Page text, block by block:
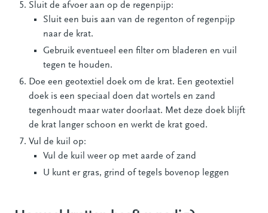
Sluit de afvoer aan op de regenpijp:
Sluit een buis aan van de regenton of regenpijp
naar de krat.
Gebruik eventueel een filter om bladeren en vuil
tegen te houden.
Doe een geotextiel doek om de krat. Een geotextiel
doek is een speciaal doen dat wortels en zand
tegenhoudt maar water doorlaat. Met deze doek blijft
de krat langer schoon en werkt de krat goed.
Vul de kuil op:
Vul de kuil weer op met aarde of zand
U kunt er gras, grind of tegels bovenop leggen